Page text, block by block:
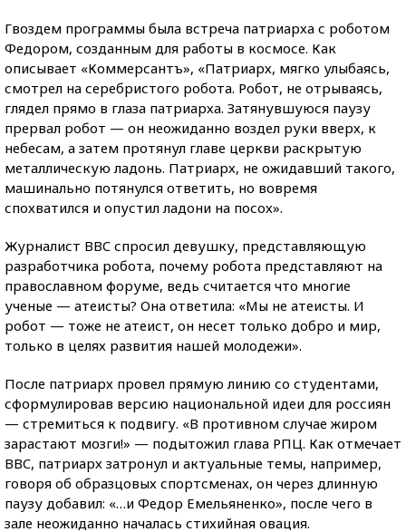
Гвоздем программы была встреча патриарха с роботом
Федором, созданным для работы в космосе. Как
описывает «Коммерсантъ», «Патриарх, мягко улыбаясь,
смотрел на серебристого робота. Робот, не отрываясь,
глядел прямо в глаза патриарха. Затянувшуюся паузу
прервал робот — он неожиданно воздел руки вверх, к
небесам, а затем протянул главе церкви раскрытую
металлическую ладонь. Патриарх, не ожидавший такого,
машинально потянулся ответить, но вовремя
спохватился и опустил ладони на посох».
Журналист BBC спросил девушку, представляющую
разработчика робота, почему робота представляют на
православном форуме, ведь считается что многие
ученые — атеисты? Она ответила: «Мы не атеисты. И
робот — тоже не атеист, он несет только добро и мир,
только в целях развития нашей молодежи».
После патриарх провел прямую линию со студентами,
сформулировав версию национальной идеи для россиян
— стремиться к подвигу. «В противном случае жиром
зарастают мозги!» — подытожил глава РПЦ. Как отмечает
BBC, патриарх затронул и актуальные темы, например,
говоря об образцовых спортсменах, он через длинную
паузу добавил: «…и Федор Емельяненко», после чего в
зале неожиданно началась стихийная овация.